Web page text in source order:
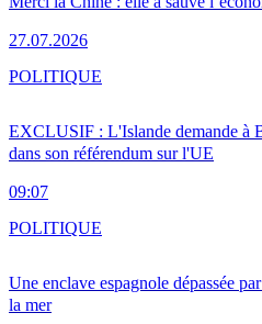
27.07.2026
EXCLUSIF : L'Islande demande à
dans son référendum sur l'UE
09:07
POLITIQUE
Une enclave espagnole dépassée
la mer
POLITIQUE